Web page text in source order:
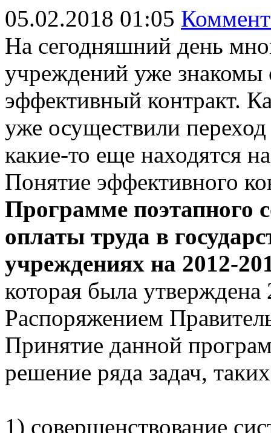
05.02.2018 01:05
На сегодняшний день
учреждений уже знакомы
эффективный контракт.
уже осуществили
какие-то еще находятся
Понятие эффективного
Программе поэтапного
оплаты труда в
учреждениях на 2012-
которая была утверждена
Распоряжением
Принятие данной
решение ряда задач,
1) совершенствование